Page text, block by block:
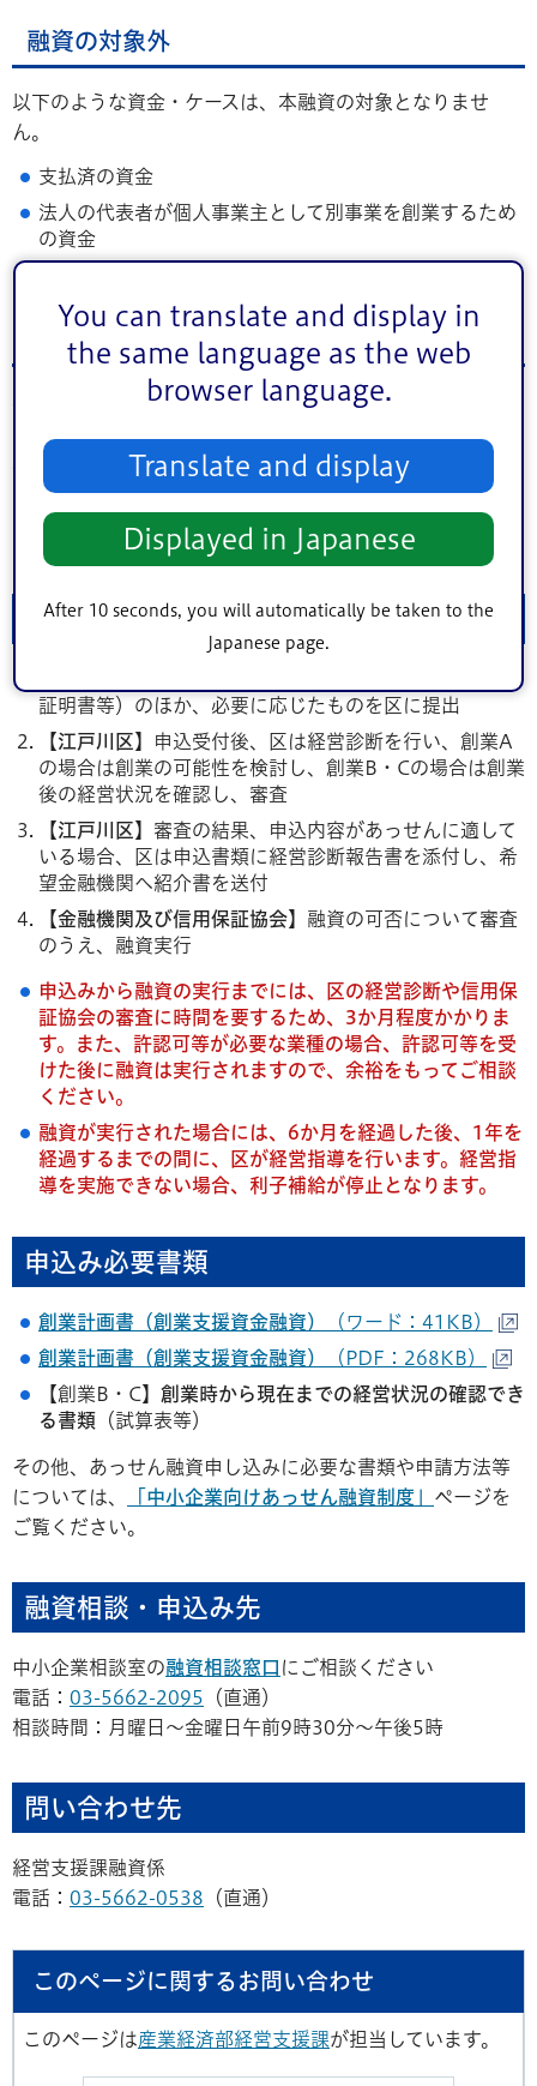
You can translate and display in
the same language as the web
browser language.
Translate and display
Displayed in Japanese
After 10 seconds, you will automatically be taken to the
Japanese page.
融資の対象外
以下のような資金・ケースは、本融資の対象となりませ
ん。
支払済の資金
法人の代表者が個人事業主として別事業を創業するため
の資金
信用保証協会の保証割合が100%とならない例
本融資は、信用保証協会が融資額の100%を保証する「創業
用保証協会の保証割合が100%となりません。
創業保証の保証限度額を超過する場合など
申込みから融資までの流れ
証明書等）のほか、必要に応じたものを区に提出
【江戸川区】
申込受付後、区は経営診断を行い、創業A
の場合は創業の可能性を検討し、創業B・Cの場合は創業
後の経営状況を確認し、審査
【江戸川区】 審査の結果、申込内容があっせんに適して
いる場合、区は申込書類に経営診断報告書を添付し、希
望金融機関へ紹介書を送付
【金融機関及び信用保証協会】 融資の可否について審査
のうえ、融資実行
申込みから融資の実行までには、区の経営診断や信用保
証協会の審査に時間を要するため、3か月程度かかりま
す。また、許認可等が必要な業種の場合、許認可等を受
けた後に融資は実行されますので、余裕をもってご相談
ください。
融資が実行された場合には、6か月を経過した後、1年を
経過するまでの間に、区が経営指導を行います。経営指
導を実施できない場合、利子補給が停止となります。
申込み必要書類
創業計画書（創業支援資金融資）
（ワード：41KB）
創業計画書（創業支援資金融資）
（PDF：268KB）
【創業B・C】 創業時から現在までの経営状況の確認でき
る書類 （試算表等）
その他、あっせん融資申し込みに必要な書類や申請方法等
については、
「中小企業向けあっせん融資制度」 ページを
ご覧ください。
融資相談・申込み先
中小企業相談室の融資相談窓口 にご相談ください
電話： 03-5662-2095 （直通）
相談時間：月曜日～金曜日午前9時30分～午後5時
問い合わせ先
経営支援課融資係
電話： 03-5662-0538 （直通）
このページに関するお問い合わせ
このページは産業経済部経営支援課が担当しています。